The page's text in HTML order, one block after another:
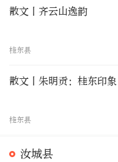
散文丨齐云山逸韵
桂东县
散文丨朱明贡：桂东印象
桂东县
汝城县